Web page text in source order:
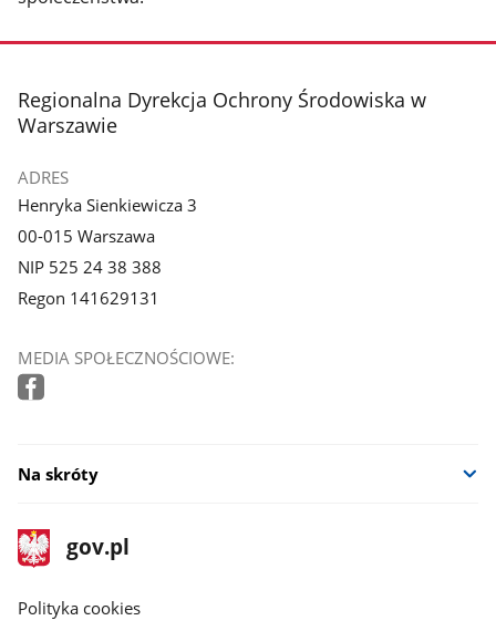
stopka
Regionalna Dyrekcja Ochrony Środowiska w
Warszawie
ADRES
Henryka Sienkiewicza 3
00-015 Warszawa
NIP 525 24 38 388
Regon 141629131
MEDIA SPOŁECZNOŚCIOWE:
Na skróty
stopka
gov.pl
Strona
gov.pl
gov.pl
Polityka cookies